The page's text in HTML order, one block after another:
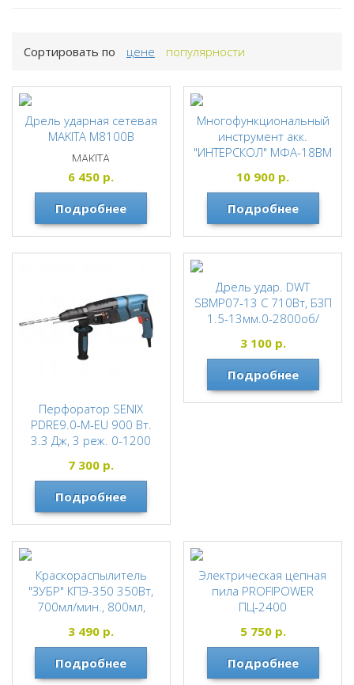
Сортировать по цене популярности
Дрель ударная сетевая
MAKITA M8100B
MAKITA
6 450 р.
Подробнее
Многофункциональный
инструмент акк.
"ИНТЕРСКОЛ" МФА-18ВМ
766.4.1.70
ИНТЕРСКОЛ
10 900 р.
Подробнее
Перфоратор SENIX
PDRE9.0-M-EU 900 Вт.
3.3 Дж, 3 реж. 0-1200
SENIX
7 300 р.
Подробнее
Дрель удар. DWT
SBMP07-13 C 710Вт, БЗП
1.5-13мм.0-2800об/
DWT
3 100р.
Подробнее
Краскораспылитель
"ЗУБР" КПЭ-350 350Вт,
700мл/мин., 800мл,
вязкость краски 60 DIN/
сек
ЗУБР
3 490 р.
Подробнее
Электрическая цепная
пила PROFIPOWER
ПЦ-2400
PROFIPOWER
5 750р.
Подробнее